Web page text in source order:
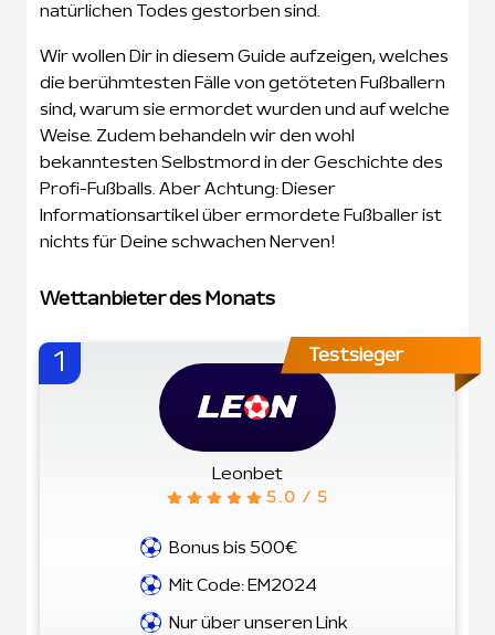
natürlichen Todes gestorben sind.
Wir wollen Dir in diesem Guide aufzeigen, welches
die berühmtesten Fälle von getöteten Fußballern
sind, warum sie ermordet wurden und auf welche
Weise. Zudem behandeln wir den wohl
bekanntesten Selbstmord in der Geschichte des
Profi-Fußballs. Aber Achtung: Dieser
Informationsartikel über ermordete Fußballer ist
nichts für Deine schwachen Nerven!
Wettanbieter des Monats
Testsieger
1
Leonbet
5.0 / 5
Bonus bis 500€
Mit Code: EM2024
Nur über unseren Link